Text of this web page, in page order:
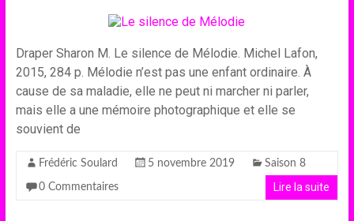
Draper Sharon M. Le silence de Mélodie. Michel Lafon,
2015, 284 p. Mélodie n’est pas une enfant ordinaire. À
cause de sa maladie, elle ne peut ni marcher ni parler,
mais elle a une mémoire photographique et elle se
souvient de
Frédéric Soulard 5 novembre 2019 Saison 8
0 Commentaires Lire la suite